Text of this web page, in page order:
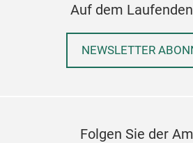
Auf dem
NEWSLETTER
Folgen Sie der